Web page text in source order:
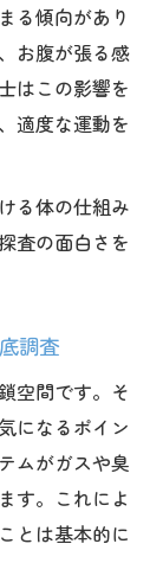
の特徴を
ムの選び
ントのア
ント体験
科学的に
をやさし
の背景を
る傾向があり
お腹が張る感
はこの影響を
適度な運動を
る体の仕組み
査の面白さを
調査
空間です。そ
になるポイン
ムがガスや臭
す。これによ
とは基本的に